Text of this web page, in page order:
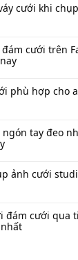
cưới khi
cưới trên
phù hợp cho
ngón tay đeo
ảnh cưới
đám cưới qua